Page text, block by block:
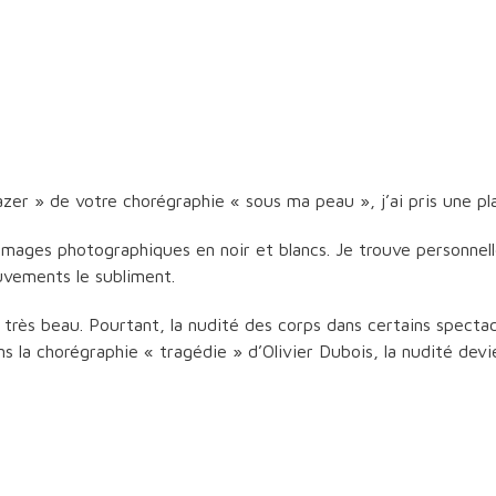
» de votre chorégraphie « sous ma peau », j’ai pris une
photographiques en noir et blancs. Je trouve
le subliment.
beau. Pourtant, la nudité des corps dans certains
la chorégraphie « tragédie » d’Olivier Dubois, la nudité